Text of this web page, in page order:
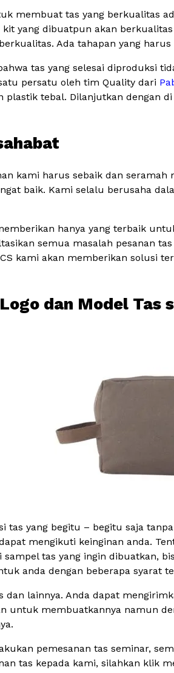
membuat tas yang berkualitas
yang dibuatpun akan
Ada tahapan yang
tas yang selesai diproduksi
persatu oleh tim Quality dari
plastik tebal. Dilanjutkan
kami harus sebaik dan
baik. Kami selalu berusaha
hanya yang terbaik
semua masalah pesanan
kami akan memberikan solusi
dan Model Tas
tas yang begitu – begitu saja
mengikuti keinginan anda.
tas yang ingin dibuatkan,
anda dengan beberapa syarat
dan lainnya. Anda dapat
untuk membuatkannya namun
pemesanan tas seminar,
tas kepada kami, silahkan klik